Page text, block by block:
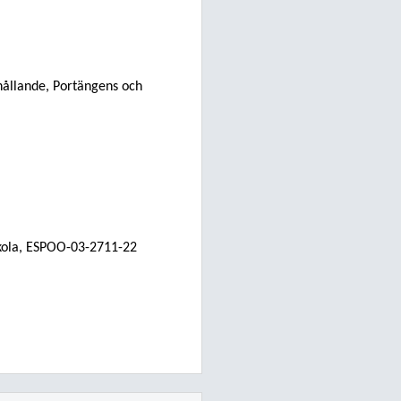
Portängensoch
ESPOO-03-2711-22